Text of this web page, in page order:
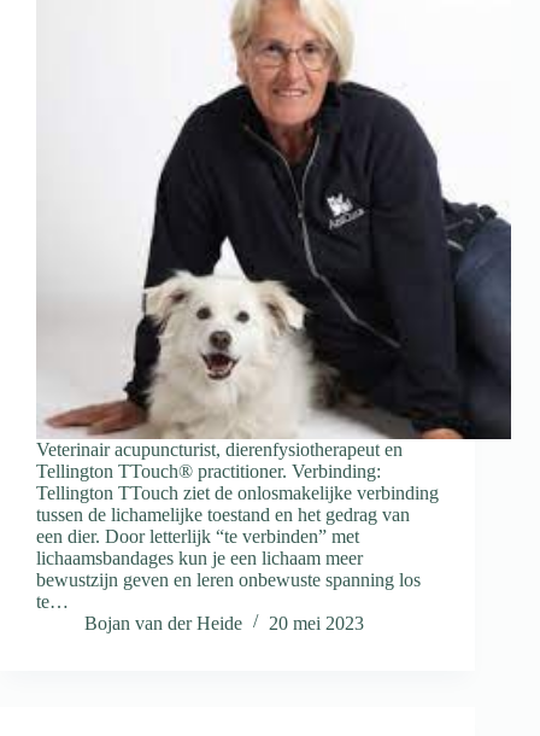
Veterinair acupuncturist, dierenfysiotherapeut en
Tellington TTouch® practitioner. Verbinding:
Tellington TTouch ziet de onlosmakelijke verbinding
tussen de lichamelijke toestand en het gedrag van
een dier. Door letterlijk “te verbinden” met
lichaamsbandages kun je een lichaam meer
bewustzijn geven en leren onbewuste spanning los
te…
Bojan van der Heide
20 mei 2023